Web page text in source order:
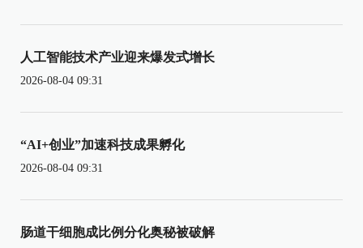
人工智能技术产业迎来爆发式增长
2026-08-04 09:31
“AI+创业”加速科技成果孵化
2026-08-04 09:31
肠道干细胞成比例分化奥秘被破解